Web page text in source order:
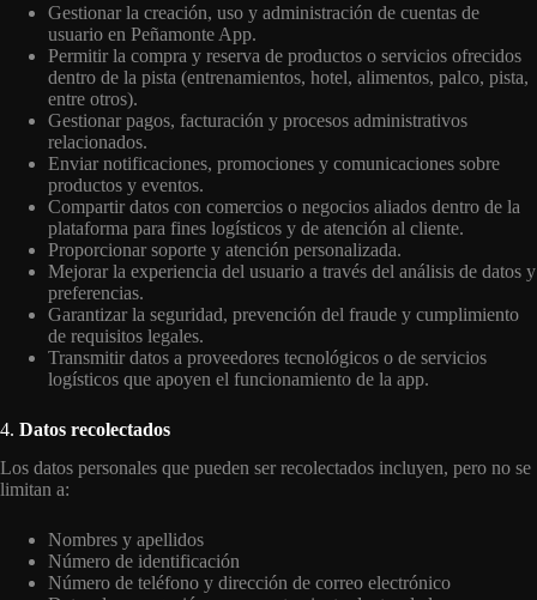
Gestionar la creación, uso y administración de cuentas de
usuario en Peñamonte App.
Permitir la compra y reserva de productos o servicios ofrecidos
dentro de la pista (entrenamientos, hotel, alimentos, palco, pista,
entre otros).
Gestionar pagos, facturación y procesos administrativos
relacionados.
Enviar notificaciones, promociones y comunicaciones sobre
productos y eventos.
Compartir datos con comercios o negocios aliados dentro de la
plataforma para fines logísticos y de atención al cliente.
Proporcionar soporte y atención personalizada.
Mejorar la experiencia del usuario a través del análisis de datos y
preferencias.
Garantizar la seguridad, prevención del fraude y cumplimiento
de requisitos legales.
Transmitir datos a proveedores tecnológicos o de servicios
logísticos que apoyen el funcionamiento de la app.
4. Datos recolectados
Los datos personales que pueden ser recolectados incluyen, pero no se
limitan a:
Nombres y apellidos
Número de identificación
Número de teléfono y dirección de correo electrónico